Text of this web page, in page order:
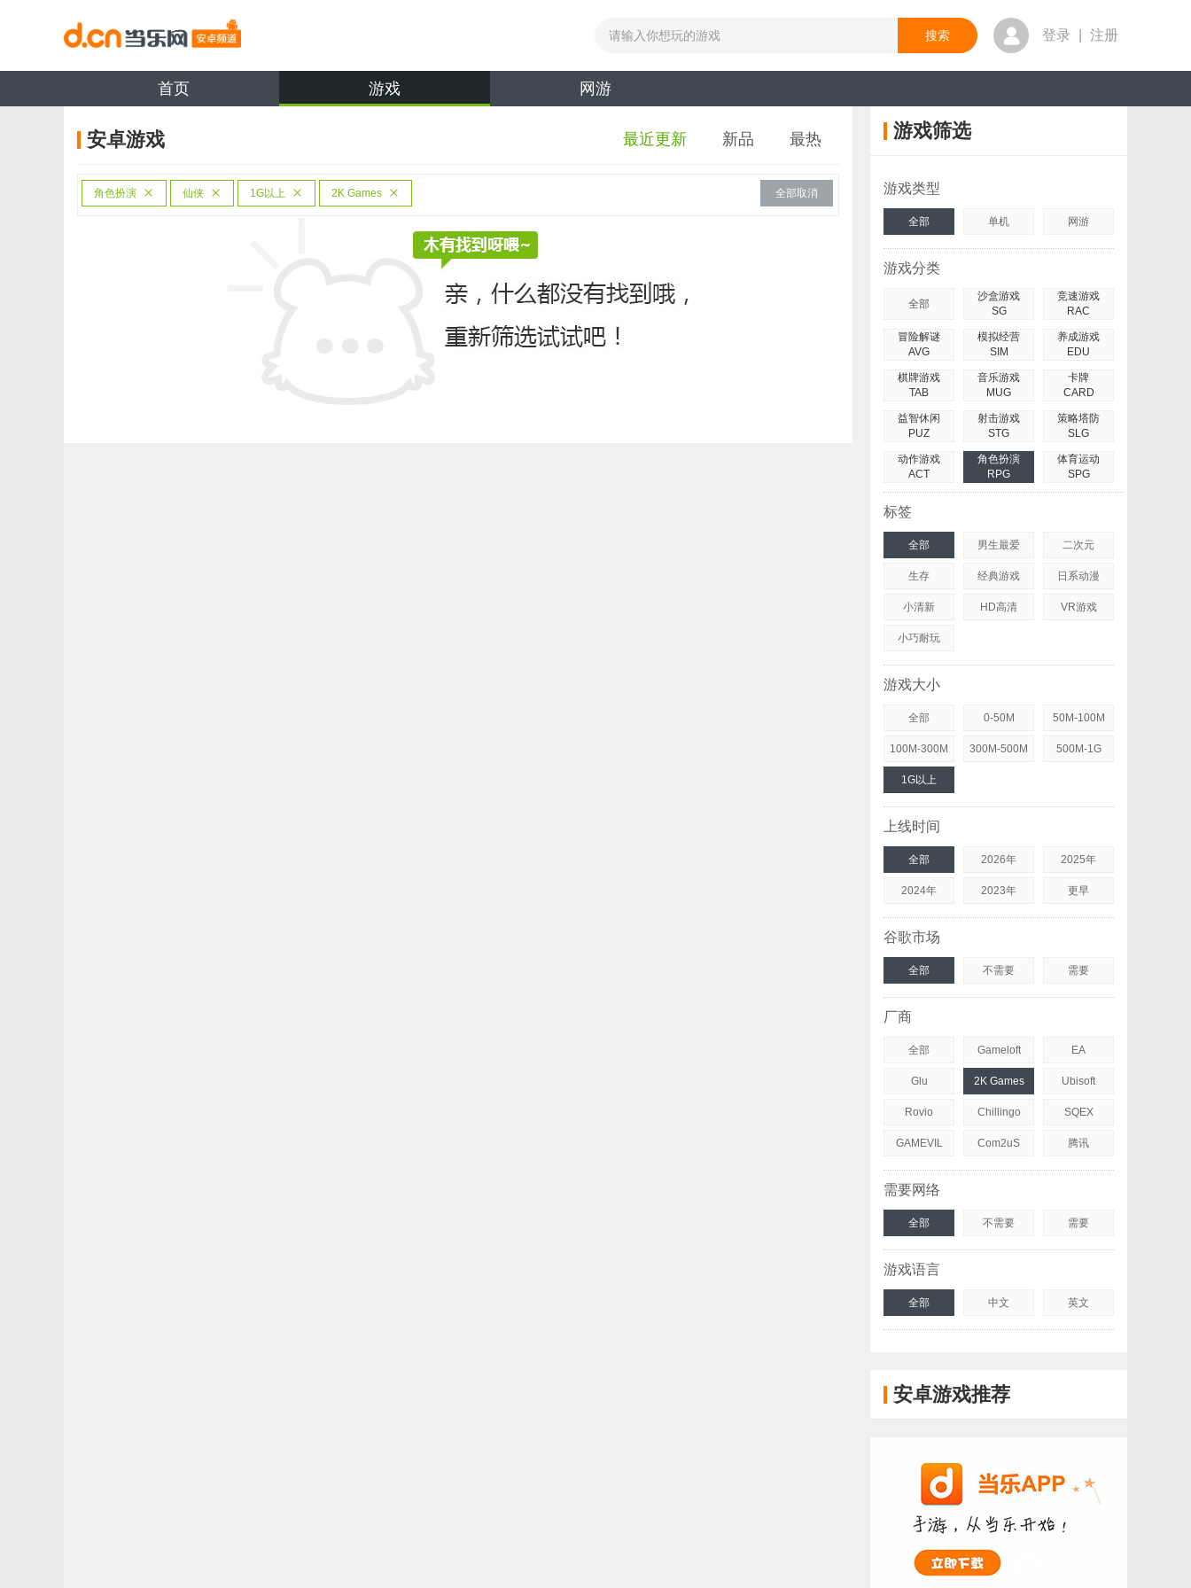
登录 注册
首页 游戏 网游
安卓游戏 最近更新 新品 最热
角色扮演 仙侠 1G以上 2K Games 全部取消
游戏筛选
游戏类型
全部 单机 网游
游戏分类
全部
沙盒游戏
SG
竞速游戏
RAC
冒险解谜
AVG
模拟经营
SIM
养成游戏
EDU
棋牌游戏
TAB
音乐游戏
MUG
卡牌
CARD
益智休闲
PUZ
射击游戏
STG
策略塔防
SLG
动作游戏
ACT
角色扮演
RPG
体育运动
SPG
标签
全部 男生最爱 二次元
生存 经典游戏 日系动漫
小清新 HD高清 VR游戏
小巧耐玩
游戏大小
全部 0-50M 50M-100M
100M-300M 300M-500M 500M-1G
1G以上
上线时间
全部 2026年 2025年
2024年 2023年 更早
谷歌市场
全部 不需要 需要
厂商
全部 Gameloft EA
Glu 2K Games Ubisoft
Rovio Chillingo SQEX
GAMEVIL Com2uS 腾讯
需要网络
全部 不需要 需要
游戏语言
全部 中文 英文
安卓游戏推荐